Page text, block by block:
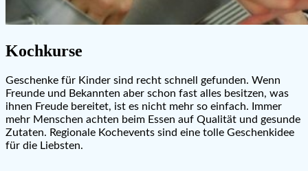
Kochkurse
Geschenke für Kinder sind recht schnell gefunden. Wenn
Freunde und Bekannten aber schon fast alles besitzen, was
ihnen Freude bereitet, ist es nicht mehr so einfach. Immer
mehr Menschen achten beim Essen auf Qualität und gesunde
Zutaten. Regionale Kochevents sind eine tolle Geschenkidee
für die Liebsten.